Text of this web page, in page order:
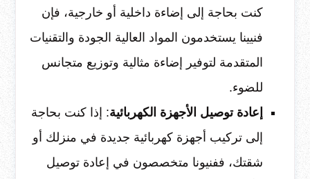
كنت بحاجة إلى إضاءة داخلية أو خارجية، فإن
فنيينا يستخدمون المواد العالية الجودة والتقنيات
المتقدمة لتوفير إضاءة مثالية وتوزيع متجانس
للضوء.
إعادة توصيل الأجهزة الكهربائية: إذا كنت بحاجة
إلى تركيب أجهزة كهربائية جديدة في منزلك أو
شقتك، ففنيونا متخصصون في إعادة توصيل